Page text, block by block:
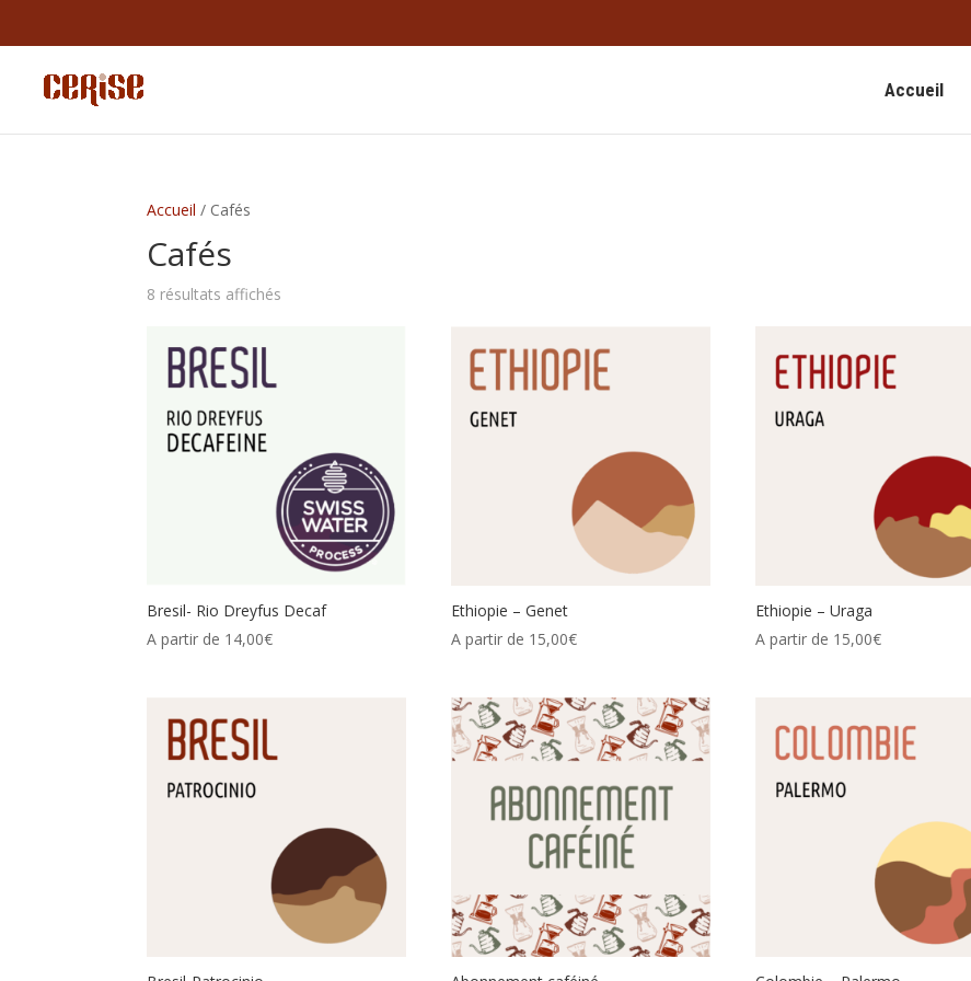
Accueil
Accueil / Cafés
Cafés
8 résultats affichés
Bresil- Rio Dreyfus Decaf
A partir de 14,00€
Ethiopie – Genet
A partir de 15,00€
Ethiopie – Uraga
A partir de 15,00€